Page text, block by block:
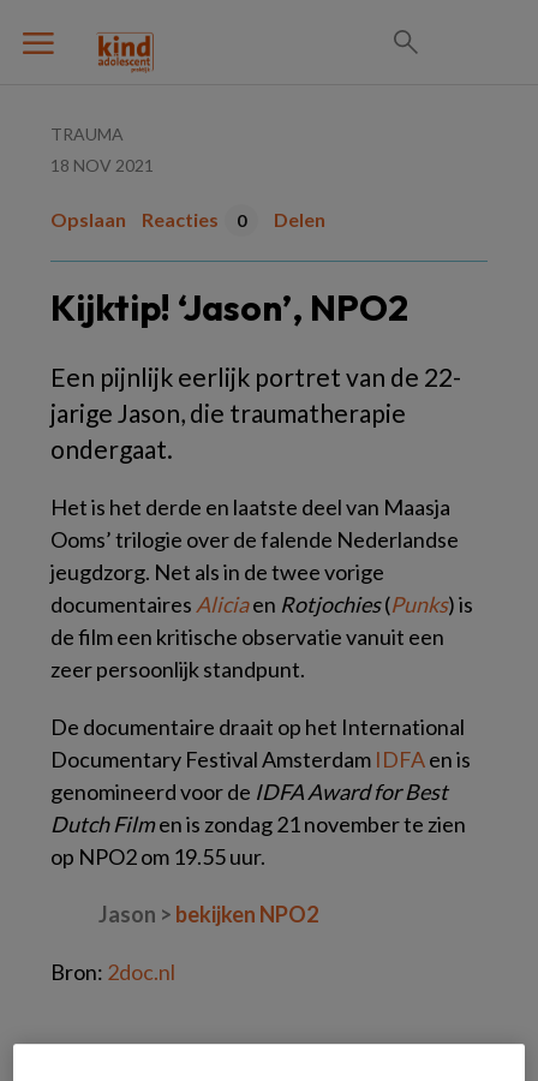
TRAUMA
18 NOV 2021
Opslaan Reacties 0 Delen
Kijktip! ‘Jason’, NPO2
Een pijnlijk eerlijk portret van de 22-
jarige Jason, die traumatherapie
ondergaat.
Het is het derde en laatste deel van Maasja
Ooms’ trilogie over de falende Nederlandse
jeugdzorg. Net als in de twee vorige
documentaires Aliciaen Rotjochies(Punks) is
de film een kritische observatie vanuit een
zeer persoonlijk standpunt.
De documentaire draait op het International
Documentary Festival Amsterdam IDFAen is
genomineerd voor de IDFA Award for Best
Dutch Filmen is zondag 21 november te zien
op NPO2 om 19.55 uur.
Jason > bekijken NPO2
Bron: 2doc.nl